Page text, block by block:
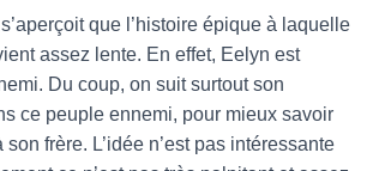
que l’histoire épique à laquelle
assez lente. En effet, Eelyn est
Du coup, on suit surtout son
ce peuple ennemi, pour mieux savoir
frère. L’idée n’est pas intéressante